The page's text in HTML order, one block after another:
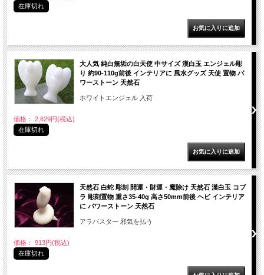
在庫切れ
大人気 純白無垢の白天使 中サイズ 漢白玉 エンジェル彫
り 約90-110g前後 インテリアに 風水グッズ 天使 置物 パ
ワーストーン 天然石
ホワイトエンジェル 入荷
価格： 2,629円(税込)
在庫切れ
天然石 白蛇 彫刻 開運・財運・魔除け 天然石 漢白玉 コブ
ラ 彫刻置物 重さ35-40g 高さ50mm前後 ヘビ インテリア
に パワーストーン 天然石
アラバスター 邪気を払う
価格： 913円(税込)
在庫切れ